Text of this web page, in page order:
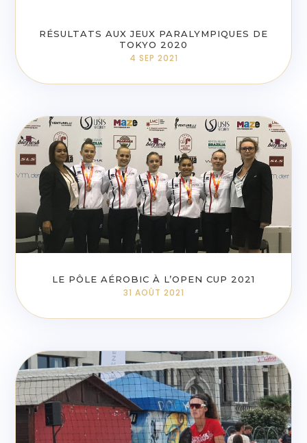
RÉSULTATS AUX JEUX PARALYMPIQUES DE
TOKYO 2020
4 SEP 2021
LE PÔLE AÉROBIC À L’OPEN CUP 2021
31 AOÛT 2021